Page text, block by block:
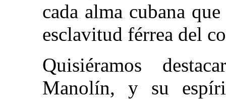
cada alma cubana
esclavitud férrea del
Quisiéramos
Manolín, y su